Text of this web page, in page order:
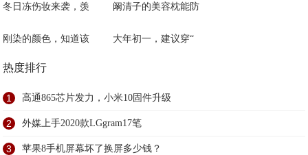
冬日冻伤妆来袭，羡 阚清子的美容枕能防
刚染的颜色，知道该 大年初一，建议穿“
热度排行
1 高通865芯片发力，小米10固件升级
2 外媒上手2020款LGgram17笔
3 苹果8手机屏幕坏了换屏多少钱？